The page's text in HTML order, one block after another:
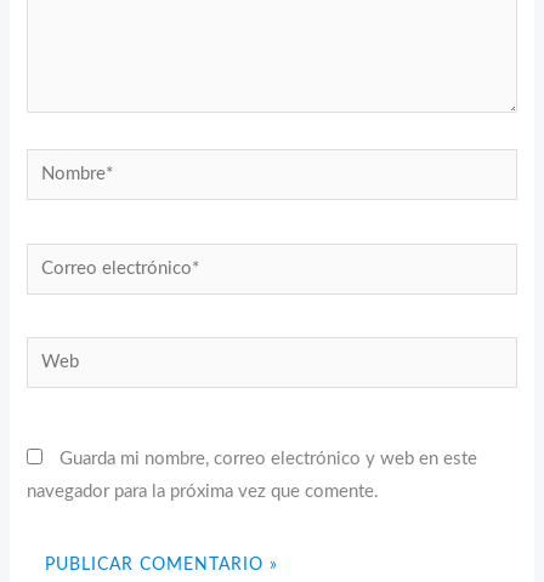
Nombre*
Correo
electrónico*
Web
Guarda mi nombre, correo electrónico y web en este
navegador para la próxima vez que comente.